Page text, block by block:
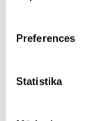
Preferences
Statistika